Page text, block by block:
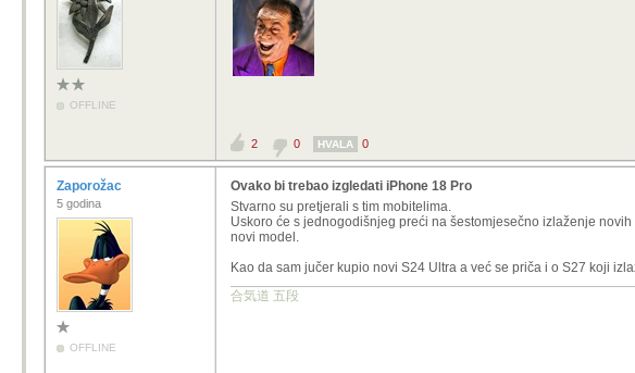
OFFLINE
2 0 HVALA 0
Zaporožac
5 godina
OFFLINE
Ovako bi trebao izgledati iPhone 18 Pro
Stvarno su pretjerali s tim mobitelima.
Uskoro će s jednogodišnjeg preći na šestomjesečno izlaženje
novi model.
Kao da sam jučer kupio novi S24 Ultra a već se priča i o S27 koji
合気道 五段